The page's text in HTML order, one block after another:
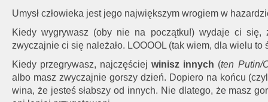
Umysł człowieka jest jego największym wrogiem w
Kiedy wygrywasz (oby nie na początku!) wydaje ci
zwyczajnie ci się należało. LOOOOL (tak wiem, dla wielu to
Kiedy przegrywasz, najczęściejwinisz innych (ten Putin/
albo masz zwyczajnie gorszy dzień. Dopiero na końcu
wina, że jesteś słabszy od innych. Nie dlatego, że masz